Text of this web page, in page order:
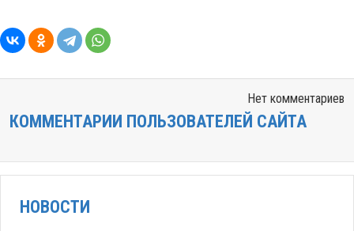
Нет комментариев
КОММЕНТАРИИ ПОЛЬЗОВАТЕЛЕЙ САЙТА
НОВОСТИ